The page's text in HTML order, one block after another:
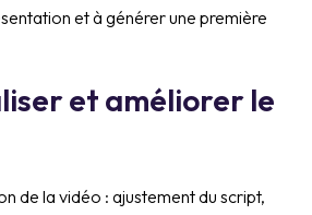
et à générer une première
et améliorer le
de la vidéo : ajustement du script,